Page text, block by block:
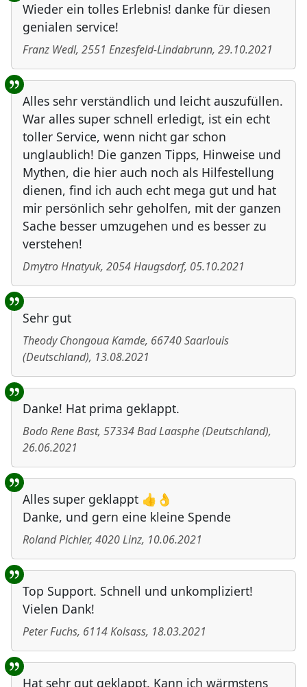
Wieder ein tolles Erlebnis! danke für diesen
genialen service!
Franz Wedl, 2551 Enzesfeld-Lindabrunn, 29.10.2021
Alles sehr verständlich und leicht auszufüllen.
War alles super schnell erledigt, ist ein echt
toller Service, wenn nicht gar schon
unglaublich! Die ganzen Tipps, Hinweise und
Mythen, die hier auch noch als Hilfestellung
dienen, find ich auch echt mega gut und hat
mir persönlich sehr geholfen, mit der ganzen
Sache besser umzugehen und es besser zu
verstehen!
Dmytro Hnatyuk, 2054Haugsdorf, 05.10.2021
Sehr gut
Theody Chongoua Kamde, 66740Saarlouis
(Deutschland), 13.08.2021
Danke! Hat prima geklappt.
Bodo Rene Bast, 57334Bad Laasphe(Deutschland),
26.06.2021
Alles super geklappt 👍👌
Danke, und gern eine kleine Spende
Roland Pichler, 4020Linz, 10.06.2021
Top Support. Schnell und unkompliziert!
Vielen Dank!
Peter Fuchs, 6114Kolsass, 18.03.2021
Hat sehr gut geklappt. Kann ich wärmstens